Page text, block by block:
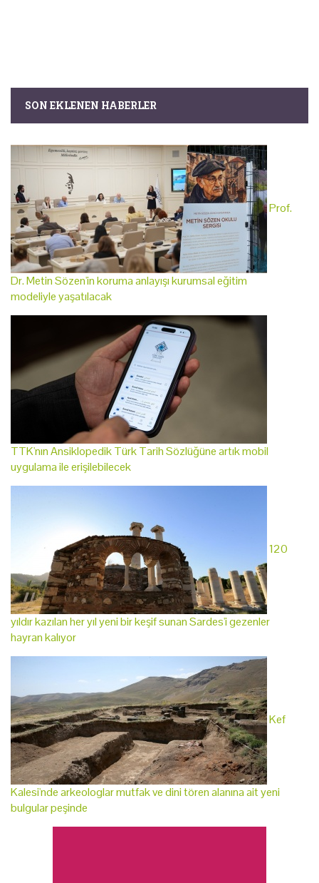
SON EKLENEN HABERLER
Prof.
Dr. Metin Sözen'in koruma anlayışı kurumsal eğitim
modeliyle yaşatılacak
TTK'nın Ansiklopedik Türk Tarih Sözlüğüne artık mobil
uygulama ile erişilebilecek
120
yıldır kazılan her yıl yeni bir keşif sunan Sardes'i gezenler
hayran kalıyor
Kef
Kalesi'nde arkeologlar mutfak ve dini tören alanına ait yeni
bulgular peşinde